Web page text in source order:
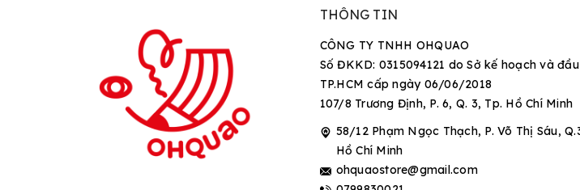
THÔNG TIN
CÔNG TY TNHH OHQUAO
Số ĐKKD: 0315094121 do Sở kế hoạch và
TP.HCM cấp ngày 06/06/2018
107/8 Trương Định, P. 6, Q. 3, Tp. Hồ Chí Minh
58/12 Phạm Ngọc Thạch, P. Võ Thị Sáu,
Hồ Chí Minh
ohquaostore@gmail.com